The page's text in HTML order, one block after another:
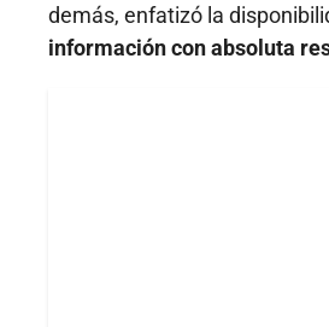
demás, enfatizó la
información con absoluta